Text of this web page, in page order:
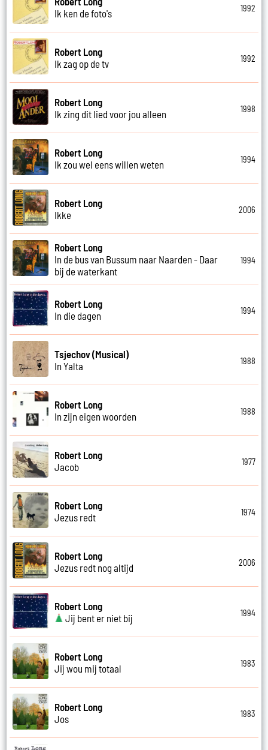
Ik ken de foto's
1992
Robert Long
Ik zag op de tv
1992
Robert Long
Ik zing dit lied voor jou alleen
1998
Robert Long
Ik zou wel eens willen weten
1994
Robert Long
Ikke
2006
Robert Long
In de bus van Bussum naar Naarden - Daar
bij de waterkant
1994
Robert Long
In die dagen
1994
Tsjechov (Musical)
In Yalta
1988
Robert Long
In zijn eigen woorden
1988
Robert Long
Jacob
1977
Robert Long
Jezus redt
1974
Robert Long
Jezus redt nog altijd
2006
Robert Long
Jij bent er niet bij
1994
Robert Long
Jij wou mij totaal
1983
Robert Long
Jos
1983